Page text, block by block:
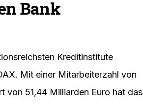
Bank
Kreditinstitute
Mit einer Mitarbeiterzahl von
von 51,44 Milliarden Euro hat das